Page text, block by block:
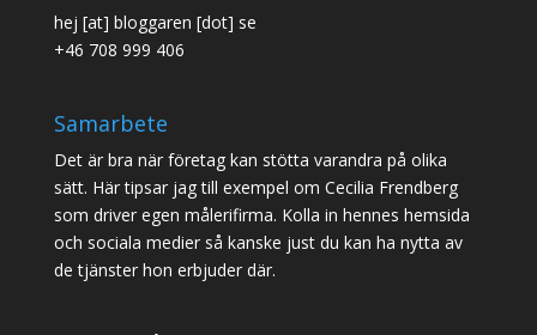
hej [at] bloggaren [dot] se
+46 708 999 406
Samarbete
Det är bra när företag kan stötta varandra på olika
sätt. Här tipsar jag till exempel om Cecilia Frendberg
som driver egen målerifirma. Kolla in hennes hemsida
och sociala medier så kanske just du kan ha nytta av
de tjänster hon erbjuder där.